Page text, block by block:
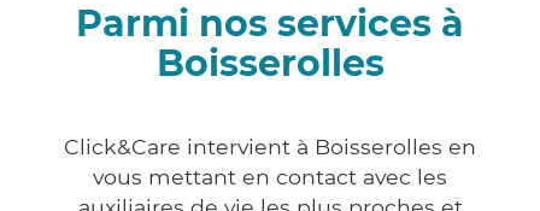
Parmi nos services à
Boisserolles
Click&Care intervient à Boisserolles en
vous mettant en contact avec les